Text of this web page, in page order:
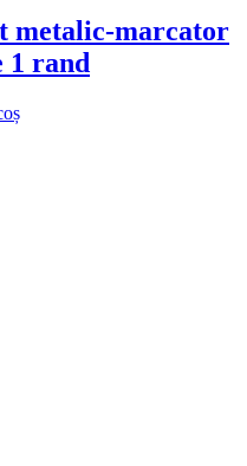
metalic-marcator
1 rand